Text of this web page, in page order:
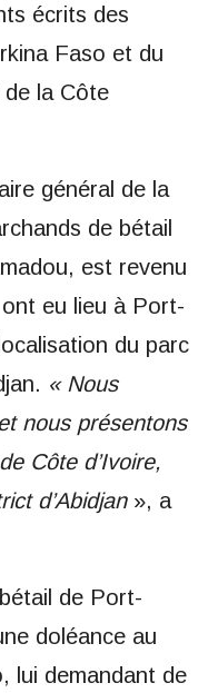
écrits des
Faso et du
de la Côte
général de la
de bétail
est revenu
eu lieu à Port-
du parc
« Nous
nous présentons
Côte d’Ivoire,
d’Abidjan», a
de Port-
doléance au
lui demandant de